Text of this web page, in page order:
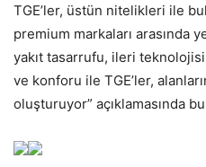
TGE’ler, üstün nitelikleri ile
premium markaları arasında
yakıt tasarrufu, ileri teknolojisi,
ve konforu ile TGE’ler,
oluşturuyor” açıklamasında